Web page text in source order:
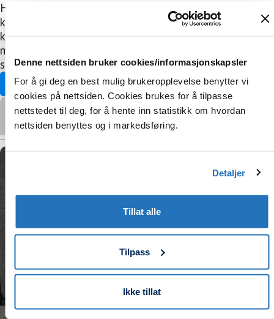
Denne nettsiden bruker cookies/informasjonskapsler
For å gi deg en best mulig brukeropplevelse benytter vi
cookies på nettsiden. Cookies brukes for å tilpasse
nettstedet til deg, for å hente inn statistikk om hvordan
nettsiden benyttes og i markedsføring.
Detaljer
Tillat alle
Tilpass
Ikke tillat
Har du enda ikke avtale med noen av Millums
kjøpekunder, kan du likevel benytte Millum Trade. Du
kan velge om du vil tilby varene fra en felles katalog
med felles utvalg og priser, eller lage avtaler om
sortiment og pris med enkeltkunder.
Oversikt Trade-kunder
Vennligstgodkjenn markedsføringscookiesfor å se videoen.